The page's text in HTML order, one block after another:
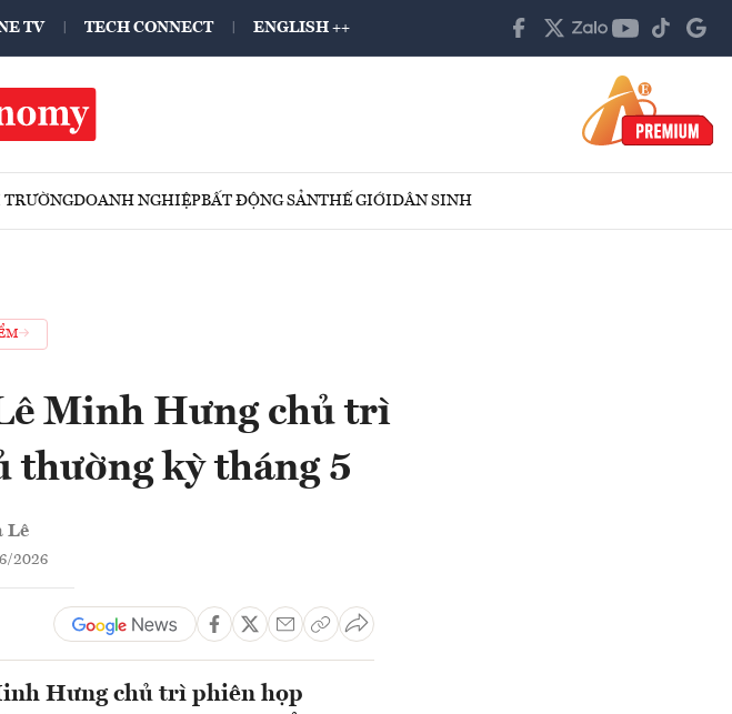
TV TECH CONNECT ENGLISH ++
DOANH NGHIỆPBẤT ĐỘNG SẢNTHẾ GIỚIDÂN SINH
Minh Hưng chủ trì
thường kỳ tháng 5
Lê
2026
Hưng chủ trì phiên họp